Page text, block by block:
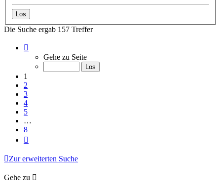
Die Suche ergab 157 Treffer
von
Gehe zu Seite
1
2
3
4
5
…
8
Zur erweiterten Suche
Gehe zu